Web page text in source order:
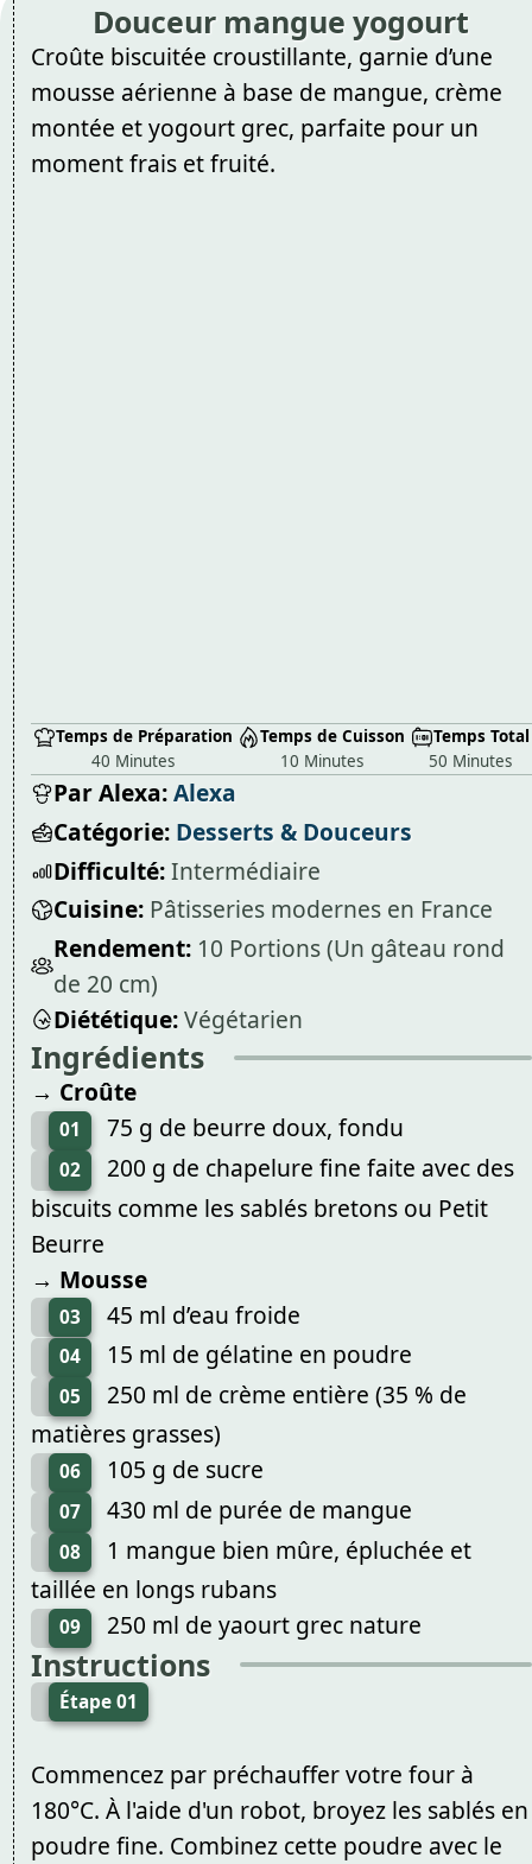
Douceur mangue yogourt
Croûte biscuitée croustillante, garnie d’une
mousse aérienne à base de mangue, crème
montée et yogourt grec, parfaite pour un
moment frais et fruité.
Temps de Préparation
40 Minutes
Temps de Cuisson
10 Minutes
Temps Total
50 Minutes
Par Alexa:Alexa
Catégorie: Desserts & Douceurs
Difficulté:Intermédiaire
Cuisine: Pâtisseries modernes en France
Rendement: 10 Portions (Un gâteau rond
de 20 cm)
Diététique:Végétarien
Ingrédients
→ Croûte
01 75 g de beurre doux, fondu
02
200 g de chapelure fine faite avec des
biscuits comme les sablés bretons ou Petit
Beurre
→ Mousse
03 45 ml d’eau froide
04 15 ml de gélatine en poudre
05
250 ml de crème entière (35 % de
matières grasses)
06 105 g de sucre
07 430 ml de purée de mangue
08
1 mangue bien mûre, épluchée et
taillée en longs rubans
09 250 ml de yaourt grec nature
Instructions
Étape 01
Commencez par préchauffer votre four à
180°C. À l'aide d'un robot, broyez les sablés en
poudre fine. Combinez cette poudre avec le